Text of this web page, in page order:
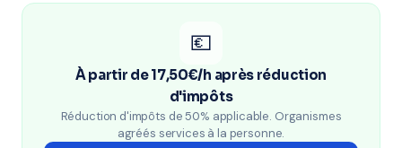
💶
À partir de 17,50€/h après réduction
d'impôts
Réduction d'impôts de 50% applicable. Organismes
agréés services à la personne.